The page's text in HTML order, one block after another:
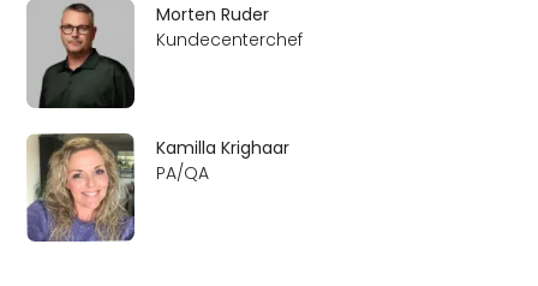
Morten Ruder
Kundecenterchef
Kamilla Krighaar
PA/QA